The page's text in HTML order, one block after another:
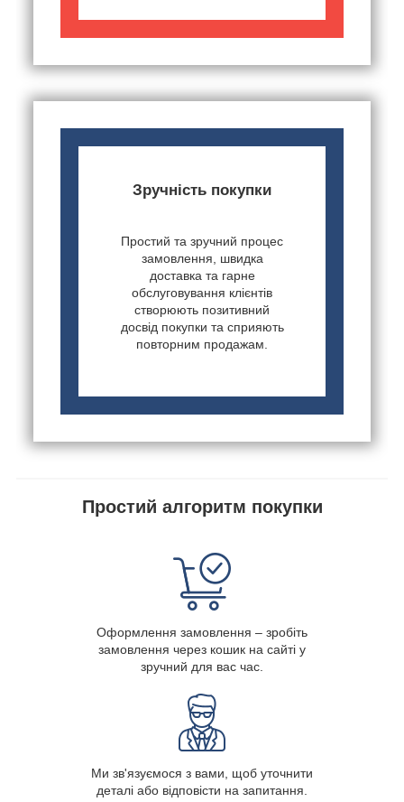
Зручність покупки
Простий та зручний процес
замовлення, швидка
доставка та гарне
обслуговування клієнтів
створюють позитивний
досвід покупки та сприяють
повторним продажам.
Простий алгоритм покупки
Оформлення замовлення – зробіть
замовлення через кошик на сайті у
зручний для вас час.
Ми зв'язуємося з вами, щоб уточнити
деталі або відповісти на запитання.